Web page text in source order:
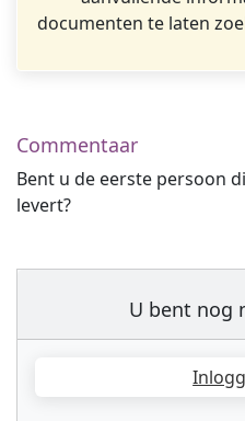
documenten te laten
Commentaar
Bent u de eerste persoon
levert?
U bent nog